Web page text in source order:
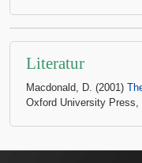
Literatur
Macdonald, D. (2001)
Oxford University Press,